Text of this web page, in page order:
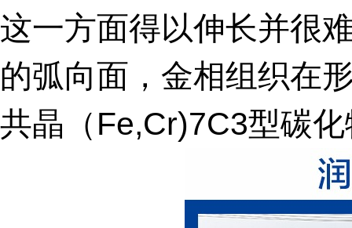
这一方面得以伸长并很
的弧向面，金相组织在
共晶（Fe,Cr)7C3型碳